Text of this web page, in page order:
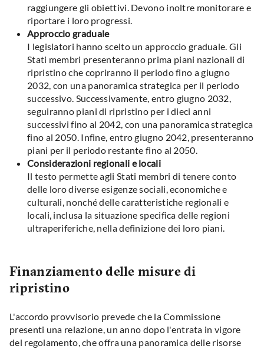
raggiungere gli obiettivi. Devono inoltre monitorare e
riportare i loro progressi.
Approccio graduale
I legislatori hanno scelto un approccio graduale. Gli
Stati membri presenteranno prima piani nazionali di
ripristino che copriranno il periodo fino a giugno
2032, con una panoramica strategica per il periodo
successivo. Successivamente, entro giugno 2032,
seguiranno piani di ripristino per i dieci anni
successivi fino al 2042, con una panoramica strategica
fino al 2050. Infine, entro giugno 2042, presenteranno
piani per il periodo restante fino al 2050.
Considerazioni regionali e locali
Il testo permette agli Stati membri di tenere conto
delle loro diverse esigenze sociali, economiche e
culturali, nonché delle caratteristiche regionali e
locali, inclusa la situazione specifica delle regioni
ultraperiferiche, nella definizione dei loro piani.
Finanziamento delle misure di
ripristino
L'accordo provvisorio prevede che la Commissione
presenti una relazione, un anno dopo l'entrata in vigore
del regolamento, che offra una panoramica delle risorse